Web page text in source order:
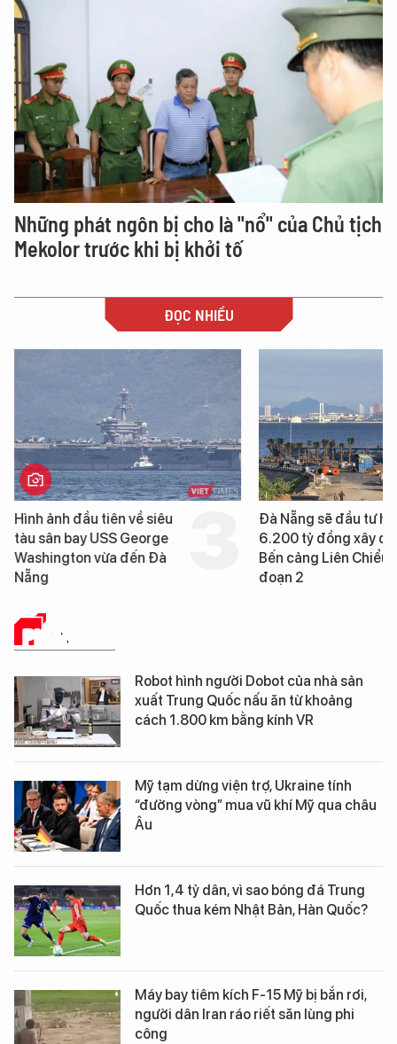
Những phát ngôn bị cho là "nổ" của Chủ tịch
Mekolor trước khi bị khởi tố
ĐỌC NHIỀU
Hình ảnh đầu tiên về siêu
tàu sân bay USS George
Washington vừa đến Đà
Nẵng
Đà Nẵng sẽ đầu tư
6.200 tỷ đồng xây
Bến cảng Liên Chiểu
đoạn 2
PHÂN TÍCH
Robot hình người Dobot của nhà sản
xuất Trung Quốc nấu ăn từ khoảng
cách 1.800 km bằng kính VR
Mỹ tạm dừng viện trợ, Ukraine tính
“đường vòng” mua vũ khí Mỹ qua châu
Âu
Hơn 1,4 tỷ dân, vì sao bóng đá Trung
Quốc thua kém Nhật Bản, Hàn Quốc?
Máy bay tiêm kích F-15 Mỹ bị bắn rơi,
người dân Iran ráo riết săn lùng phi
công